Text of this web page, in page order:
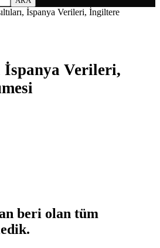
İspanya Verileri, İngiltere
İspanya Verileri,
beri olan tüm